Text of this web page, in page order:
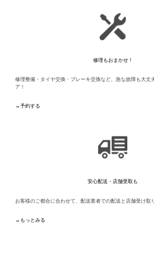
修理もおまかせ！
修理整備・タイヤ交換・ブレーキ交換など、急な故障も大丈
ア！
→予約する
安心配送・店舗受取も
お客様のご都合に合わせて、配送業者での配送と店舗受け取
→もっとみる